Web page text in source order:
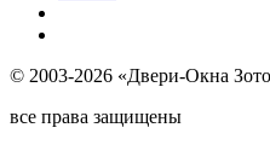
© 2003-2026 «Двери-Окна
все права защищены